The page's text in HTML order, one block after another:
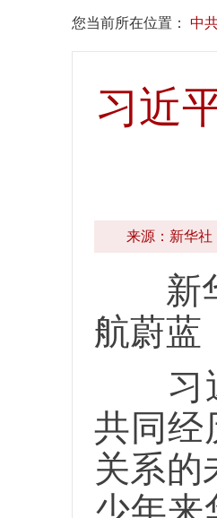
您当前所在位置： 中
习近
来源：新华社
新华
航蔚蓝
习近
共同经
关系的